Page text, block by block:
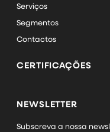
Serviços
Segmentos
Contactos
CERTIFICAÇÕES
NEWSLETTER
Subscreva a nossa